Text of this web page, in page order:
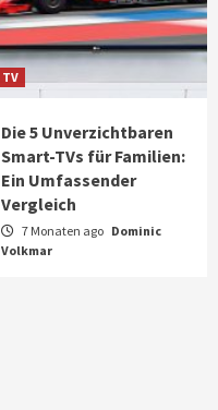
TV
Die 5 Unverzichtbaren
Smart-TVs für Familien:
Ein Umfassender
Vergleich
7 Monaten ago Dominic
Volkmar